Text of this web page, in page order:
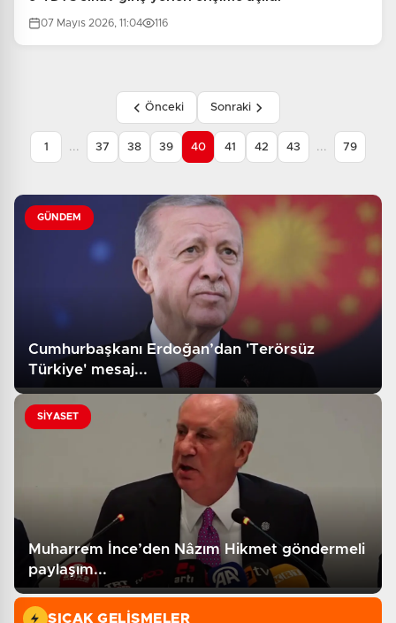
07 Mayıs 2026, 11:04 116
Önceki
1 ... 37 38 39 40 41 42 43 ... 79
Sonraki
GÜNDEM
Cumhurbaşkanı Erdoğan’dan 'Terörsüz
Türkiye' mesaj...
SİYASET
Muharrem İnce’den Nâzım Hikmet göndermeli
paylaşım...
SICAK GELIŞMELER